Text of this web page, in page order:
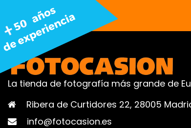
La tienda de fotografía más grande de
Ribera de Curtidores 22, 28005
info@fotocasion.es